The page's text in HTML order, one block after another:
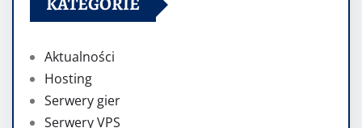
Aktualności
Hosting
Serwery gier
Serwery VPS